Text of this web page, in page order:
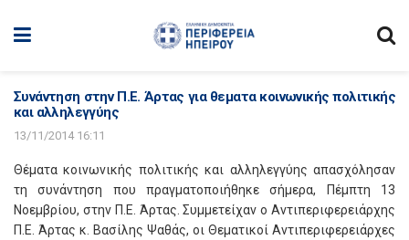
Συνάντηση στην Π.Ε. Άρτας για θεματα κοινωνικής πολιτικής
και αλληλεγγύης
13/11/2014 16:11
Θέματα κοινωνικής πολιτικής και αλληλεγγύης απασχόλησαν
τη συνάντηση που πραγματοποιήθηκε σήμερα, Πέμπτη 13
Νοεμβρίου, στην Π.Ε. Άρτας. Συμμετείχαν ο Αντιπεριφερειάρχης
Π.Ε. Άρτας κ. Βασίλης Ψαθάς, οι Θεματικοί Αντιπεριφερειάρχες